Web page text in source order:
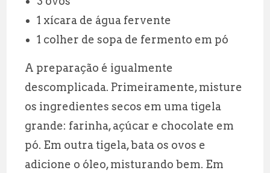
1 xícara de água fervente
1 colher de sopa de fermento em pó
A preparação é igualmente
descomplicada. Primeiramente, misture
os ingredientes secos em uma tigela
grande: farinha, açúcar e chocolate em
pó. Em outra tigela, bata os ovos e
adicione o óleo, misturando bem. Em